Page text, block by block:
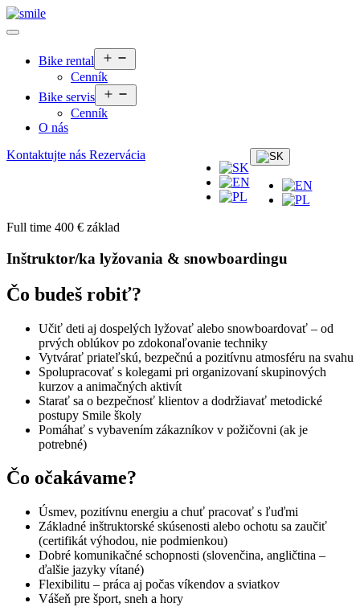
Bike rental
menu
Cenník
Bike servis
menu
Cenník
O nás
Kontaktujte nás Rezervácia
Full time 400 € základ
Inštruktor/ka lyžovania & snowboardingu
Čo budeš robiť?
Učiť deti aj dospelých lyžovať alebo snowboardovať – od
prvých oblúkov po zdokonaľovanie techniky
Vytvárať priateľskú, bezpečnú a pozitívnu atmosféru na svahu
Spolupracovať s kolegami pri organizovaní skupinových
kurzov a animačných aktivít
Starať sa o bezpečnosť klientov a dodržiavať metodické
postupy Smile školy
Pomáhať s vybavením zákazníkov v požičovni (ak je
potrebné)
Čo očakávame?
Úsmev, pozitívnu energiu a chuť pracovať s ľuďmi
Základné inštruktorské skúsenosti alebo ochotu sa zaučiť
(certifikát výhodou, nie podmienkou)
Dobré komunikačné schopnosti (slovenčina, angličtina –
ďalšie jazyky vítané)
Flexibilitu – práca aj počas víkendov a sviatkov
Vášeň pre šport, sneh a hory